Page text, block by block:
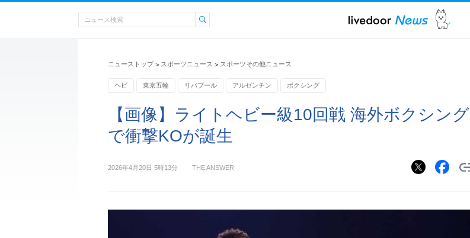
ニューストップ > スポーツニュース > スポーツその他ニュース
ヘビ 東京五輪 リバプール アルゼンチン ボクシング
【画像】ライトヘビー級10回戦 海外ボクシング
で衝撃KOが誕生
2026年4月20日 5時13分 THE ANSWER